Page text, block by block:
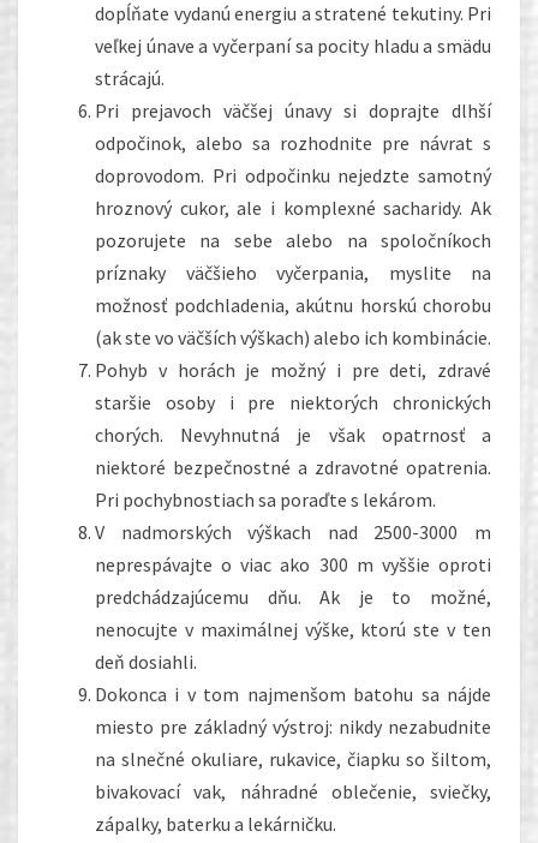
dopĺňate vydanú energiu a stratené tekutiny. Pri
veľkej únave a vyčerpaní sa pocity hladu a smädu
strácajú.
Pri prejavoch väčšej únavy si doprajte dlhší
odpočinok, alebo sa rozhodnite pre návrat s
doprovodom. Pri odpočinku nejedzte samotný
hroznový cukor, ale i komplexné sacharidy. Ak
pozorujete na sebe alebo na spoločníkoch
príznaky väčšieho vyčerpania, myslite na
možnosť podchladenia, akútnu horskú chorobu
(ak ste vo väčších výškach) alebo ich kombinácie.
Pohyb v horách je možný i pre deti, zdravé
staršie osoby i pre niektorých chronických
chorých. Nevyhnutná je však opatrnosť a
niektoré bezpečnostné a zdravotné opatrenia.
Pri pochybnostiach sa poraďte s lekárom.
V nadmorských výškach nad 2500-3000 m
neprespávajte o viac ako 300 m vyššie oproti
predchádzajúcemu dňu. Ak je to možné,
nenocujte v maximálnej výške, ktorú ste v ten
deň dosiahli.
Dokonca i v tom najmenšom batohu sa nájde
miesto pre základný výstroj: nikdy nezabudnite
na slnečné okuliare, rukavice, čiapku so šiltom,
bivakovací vak, náhradné oblečenie, sviečky,
zápalky, baterku a lekárničku.